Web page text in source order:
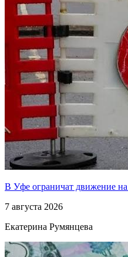
В Уфе ограничат движение
7 августа 2026
Екатерина Румянцева